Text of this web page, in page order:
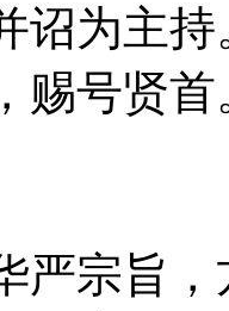
诏为主
赐号贤
严宗旨